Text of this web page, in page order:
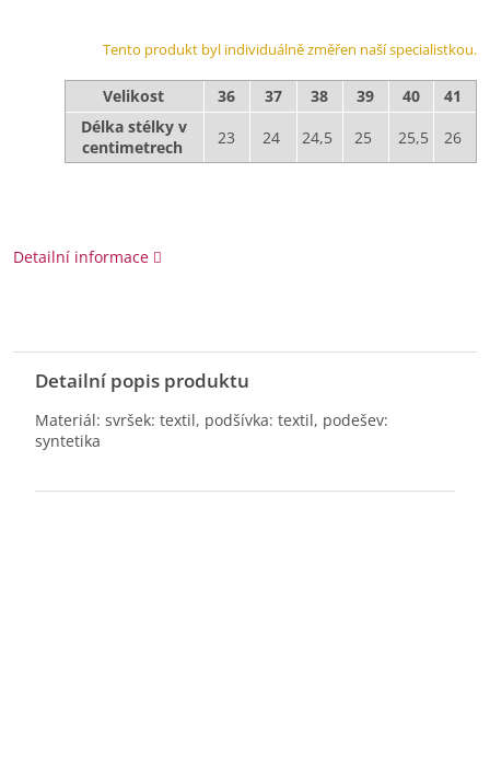
Tento produkt byl individuálně změřen naší specialistkou.
Velikost 36 37 38 39 40
41
Délka stélky v
centimetrech
23 24 24,5 25 25,5 26
Detailní informace
Detailní popis produktu
Materiál: svršek: textil, podšívka: textil, podešev:
syntetika